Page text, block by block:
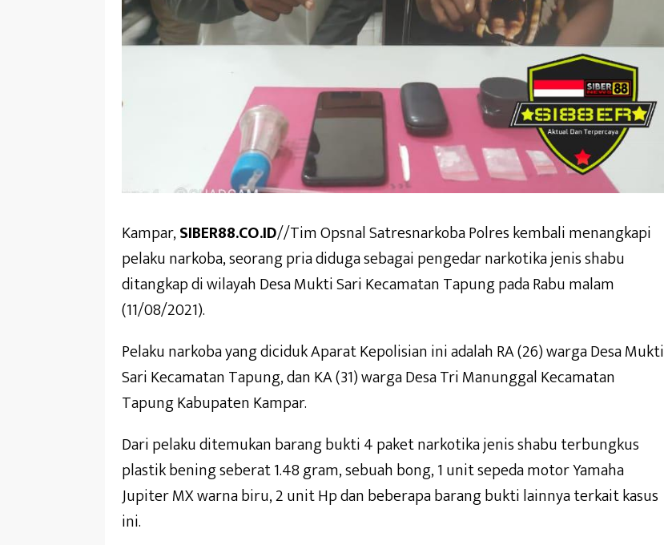
Kampar,SIBER88.CO.ID//Tim Opsnal Satresnarkoba Polres kembali menangkapi
pelaku narkoba, seorang pria diduga sebagai pengedar narkotika jenis shabu
ditangkap di wilayah Desa Mukti Sari Kecamatan Tapung pada Rabu malam
(11/08/2021).
Pelaku narkoba yang diciduk Aparat Kepolisian ini adalah RA (26) warga Desa Mukti
Sari Kecamatan Tapung, dan KA (31) warga Desa Tri Manunggal Kecamatan
Tapung Kabupaten Kampar.
Dari pelaku ditemukan barang bukti 4 paket narkotika jenis shabu terbungkus
plastik bening seberat 1.48 gram, sebuah bong, 1 unit sepeda motor Yamaha
Jupiter MX warna biru, 2 unit Hp dan beberapa barang bukti lainnya terkait kasus
ini.